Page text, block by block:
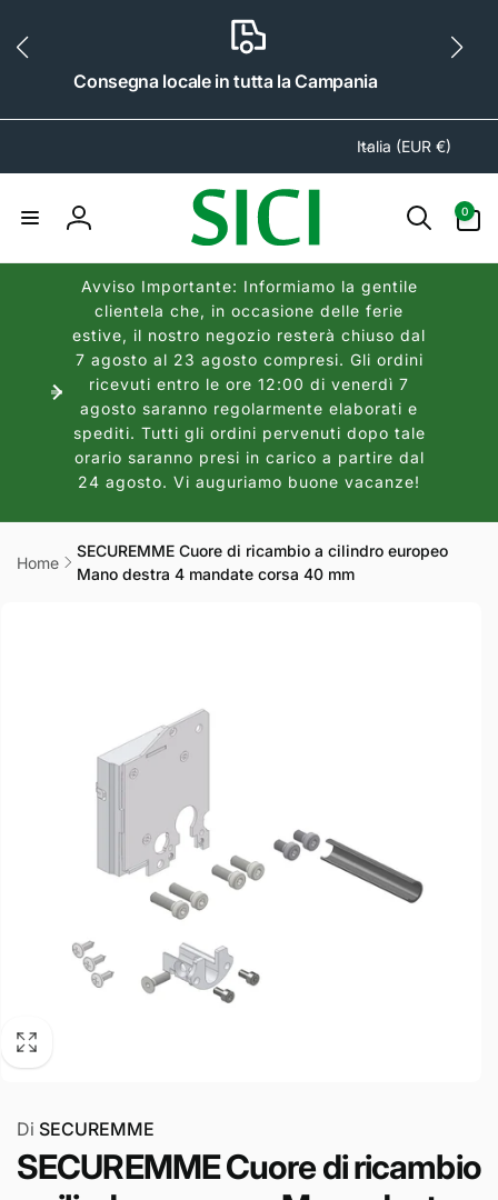
contenuti
Consegna locale in tutta la Campania
A
e
a
g
e
o
g
r
a
f
Italia (EUR €)
Accedi
0
articoli
Avviso Importante: Informiamo la gentile
clientela che, in occasione delle ferie
estive, il nostro negozio resterà chiuso dal
7 agosto al 23 agosto compresi. Gli ordini
ricevuti entro le ore 12:00 di venerdì 7
agosto saranno regolarmente elaborati e
spediti. Tutti gli ordini pervenuti dopo tale
orario saranno presi in carico a partire dal
24 agosto. Vi auguriamo buone vacanze!
Home
SECUREMME Cuore di ricambio a cilindro europeo
Mano destra 4 mandate corsa 40 mm
Di SECUREMME
SECUREMME Cuore di ricambio